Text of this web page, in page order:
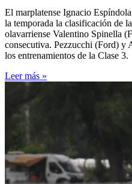
El marplatense Ignacio
la temporada la clasificación de
olavarriense Valentino Spinella
consecutiva. Pezzucchi (Ford) y
los entrenamientos de la Clase 3.
Leer más »